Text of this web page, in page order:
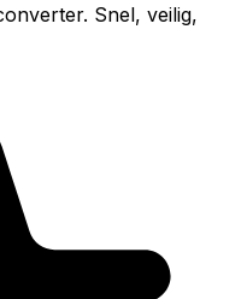
Snel, veilig,